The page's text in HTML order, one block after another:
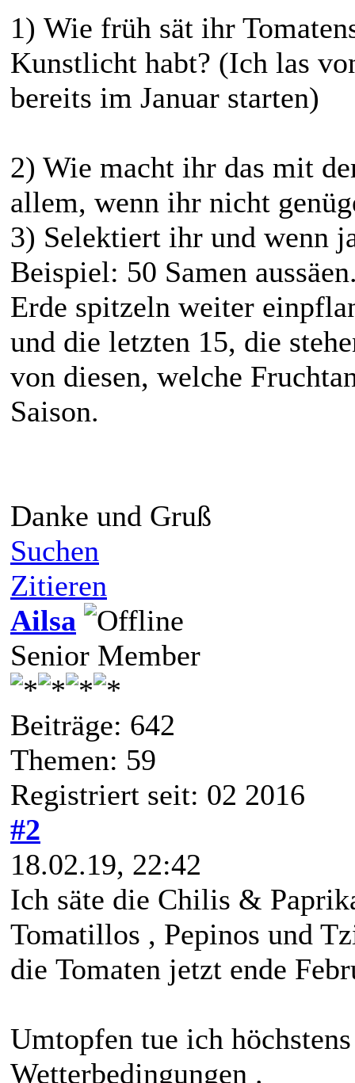
1) Wie früh sät ihr
Kunstlicht habt? (Ich las
bereits im Januar starten)
2) Wie macht ihr das mit
allem, wenn ihr nicht
3) Selektiert ihr und wenn
Beispiel: 50 Samen
Erde spitzeln weiter
und die letzten 15, die
von diesen, welche
Saison.
Danke und Gruß
Suchen
Zitieren
Ailsa
Senior Member
Beiträge: 642
Themen: 59
Registriert seit: 02 2016
#2
18.02.19, 22:42
Ich säte die Chilis &
Tomatillos , Pepinos und
die Tomaten jetzt ende
Umtopfen tue ich
Wetterbedingungen .